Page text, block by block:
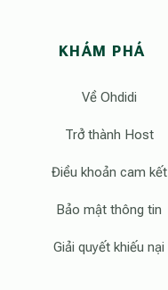
KHÁM PHÁ
Về Ohdidi
Trở thành Host
Điều khoản cam kết
Bảo mật thông tin
Giải quyết khiếu nại